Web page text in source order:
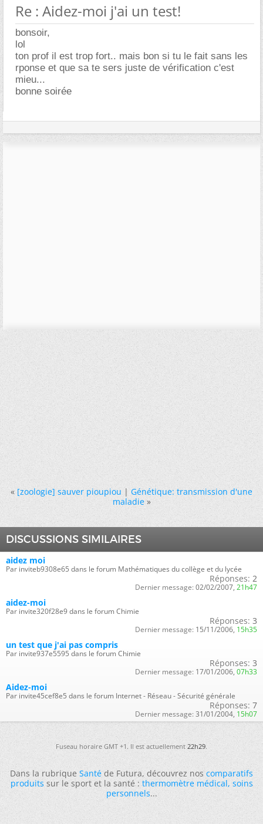
Re : Aidez-moi j'ai un test!
bonsoir,
lol
ton prof il est trop fort.. mais bon si tu le fait sans les
rponse et que sa te sers juste de vérification c'est
mieu...
bonne soirée
« [zoologie] sauver pioupiou|Génétique: transmission d'une
maladie »
DISCUSSIONS SIMILAIRES
aidez moi
Par inviteb9308e65 dans le forum Mathématiques du collège et du lycée
Réponses: 2
Dernier message: 02/02/2007, 21h47
aidez-moi
Par invite320f28e9 dans le forum Chimie
Réponses: 3
Dernier message: 15/11/2006, 15h35
un test que j'ai pas compris
Par invite937e5595 dans le forum Chimie
Réponses: 3
Dernier message: 17/01/2006, 07h33
Aidez-moi
Par invite45cef8e5 dans le forum Internet - Réseau - Sécurité générale
Réponses: 7
Dernier message: 31/01/2004, 15h07
Fuseau horaire GMT +1. Il est actuellement22h29.
Dans la rubriqueSantéde Futura, découvrez noscomparatifs
produitssur le sport et la santé :thermomètre médical,soins
personnels...